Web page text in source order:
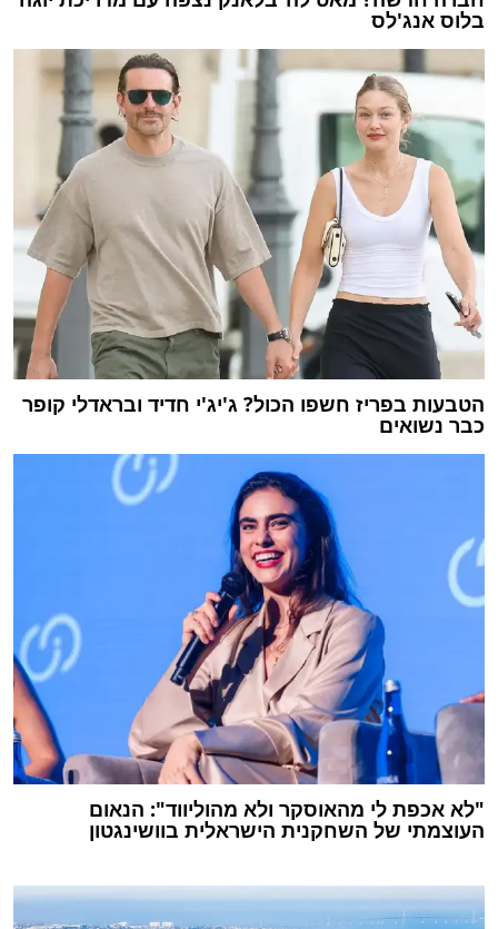
בלוס אנג'לס
הטבעות בפריז חשפו הכול? ג'יג'י חדיד ובראדלי קופר
כבר נשואים
"לא אכפת לי מהאוסקר ולא מהוליווד": הנאום
העוצמתי של השחקנית הישראלית בוושינגטון